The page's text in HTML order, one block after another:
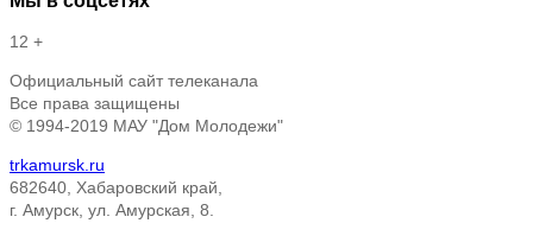
12 +
Официальный сайт телеканала
Все права защищены
© 1994-2019 МАУ "Дом Молодежи"
trkamursk.ru
682640, Хабаровский край,
г. Амурск, ул. Амурская, 8.